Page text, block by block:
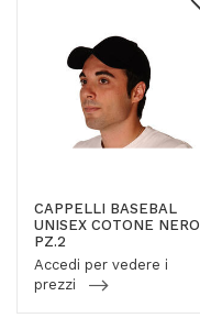
CAPPELLI BASEBAL
UNISEX COTONE NERO
PZ.2
Accedi per vedere i
prezzi